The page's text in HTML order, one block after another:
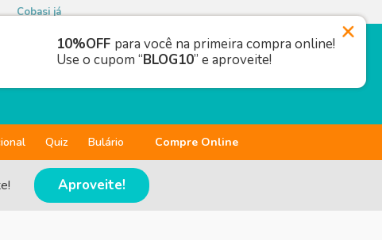
Cobasi já
Quiz Bulário Compre Online
Aproveite!
10%OFF para você na primeira compra online!
Use o cupom “BLOG10” e aproveite!